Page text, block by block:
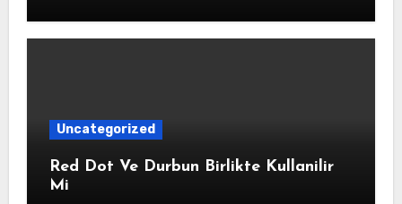
Uncategorized
Red Dot Ve Durbun Birlikte Kullanilir
Mi